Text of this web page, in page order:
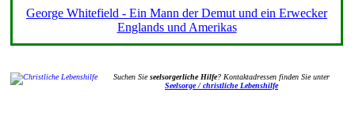
George Whitefield - Ein Mann der Demut und ein Erwecker
Englands und Amerikas
Suchen Sieseelsorgerliche Hilfe? Kontaktadressen finden Sie unter
Seelsorge / christliche Lebenshilfe